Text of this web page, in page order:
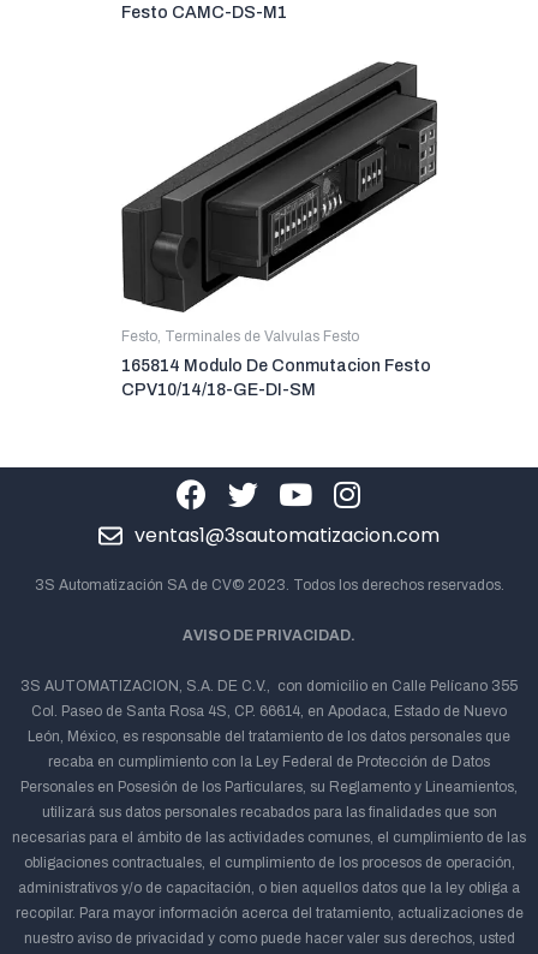
Festo CAMC-DS-M1
Festo, Terminales de Valvulas Festo
165814 Modulo De Conmutacion Festo
CPV10/14/18-GE-DI-SM
ventas1@3sautomatizacion.com
3S Automatización SA de CV© 2023. Todos los derechos reservados.
AVISO DE PRIVACIDAD.
3S AUTOMATIZACION, S.A. DE C.V., con domicilio en Calle Pelícano 355
Col. Paseo de Santa Rosa 4S, CP. 66614, en Apodaca, Estado de Nuevo
León, México, es responsable del tratamiento de los datos personales que
recaba en cumplimiento con la Ley Federal de Protección de Datos
Personales en Posesión de los Particulares, su Reglamento y Lineamientos,
utilizará sus datos personales recabados para las finalidades que son
necesarias para el ámbito de las actividades comunes, el cumplimiento de las
obligaciones contractuales, el cumplimiento de los procesos de operación,
administrativos y/o de capacitación, o bien aquellos datos que la ley obliga a
recopilar. Para mayor información acerca del tratamiento, actualizaciones de
nuestro aviso de privacidad y como puede hacer valer sus derechos, usted